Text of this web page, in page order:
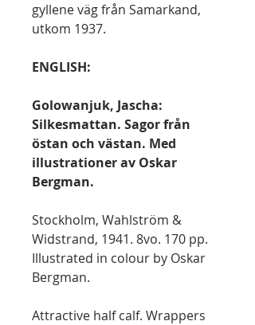
gyllene väg från Samarkand,
utkom 1937.
ENGLISH:
Golowanjuk, Jascha:
Silkesmattan. Sagor från
östan och västan. Med
illustrationer av Oskar
Bergman.
Stockholm, Wahlström &
Widstrand, 1941. 8vo. 170 pp.
Illustrated in colour by Oskar
Bergman.
Attractive half calf. Wrappers